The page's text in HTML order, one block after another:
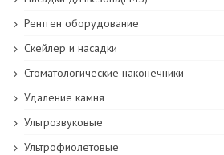
Рентген оборудование
Скейлер и насадки
Стоматологические наконечники
Удаление камня
Ультрозвуковые
Ультрофиолетовые